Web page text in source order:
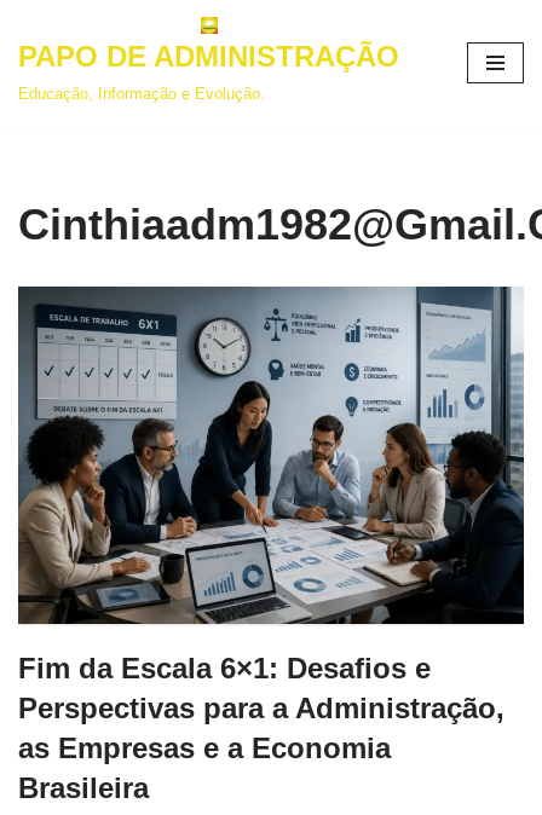
Pular
para
PAPO DE ADMINISTRAÇÃO
Educação, Informação e Evolução.
Fim da Escala 6×1: Desafios e
Perspectivas para a Administração,
as Empresas e a Economia
Brasileira